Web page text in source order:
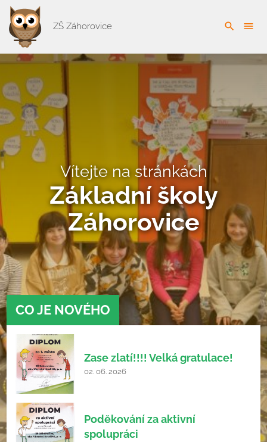
ZŠ Záhorovice search menu
Vítejte na stránkách
Základní školy
Záhorovice
CO JE NOVÉHO
Zase zlatí!!!! Velká gratulace!
02. 06. 2026
Poděkování za aktivní
spolupráci